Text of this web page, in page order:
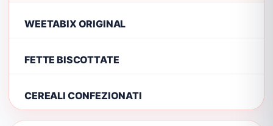
WEETABIX ORIGINAL
FETTE BISCOTTATE
CEREALI CONFEZIONATI